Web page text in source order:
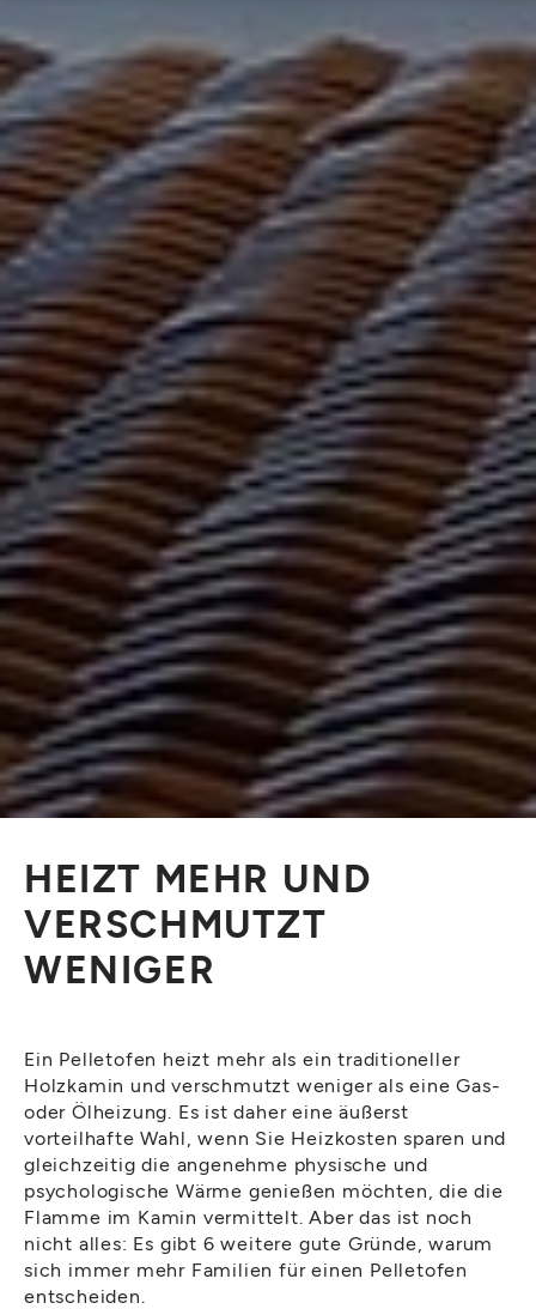
HEIZT MEHR UND
VERSCHMUTZT
WENIGER
Ein Pelletofen heizt mehr als ein traditioneller
Holzkamin und verschmutzt weniger als eine Gas-
oder Ölheizung. Es ist daher eine äußerst
vorteilhafte Wahl, wenn Sie Heizkosten sparen und
gleichzeitig die angenehme physische und
psychologische Wärme genießen möchten, die die
Flamme im Kamin vermittelt. Aber das ist noch
nicht alles: Es gibt 6 weitere gute Gründe, warum
sich immer mehr Familien für einen Pelletofen
entscheiden.